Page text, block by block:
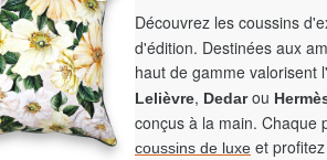
Découvrez les coussins
d'édition. Destinées aux
haut de gamme valorisent
Lelièvre, Dedarou
conçus à la main. Chaque
coussins de luxe et